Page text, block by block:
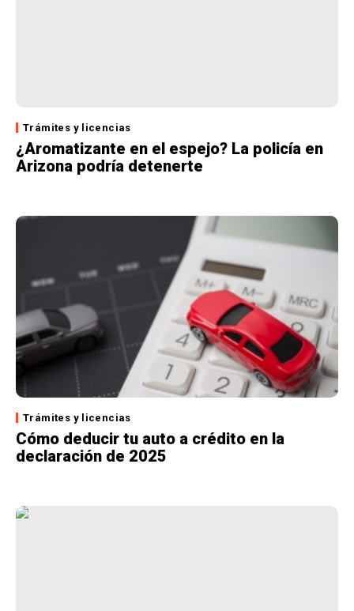
Trámites y licencias
¿Aromatizante en el espejo? La policía en
Arizona podría detenerte
Trámites y licencias
Cómo deducir tu auto a crédito en la
declaración de 2025